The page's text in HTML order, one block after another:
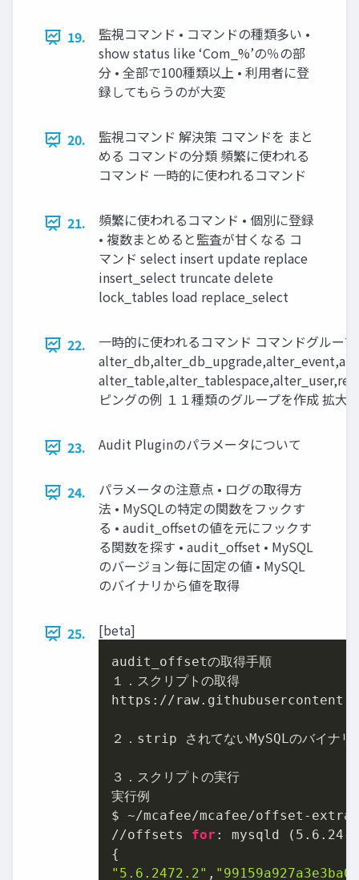
19.
監視コマンド • コマンドの種類多い •
show status like ‘Com_%’の％の部
分 • 全部で100種類以上 • 利用者に登
録してもらうのが大変
20.
監視コマンド 解決策 コマンドを まと
める コマンドの分類 頻繁に使われる
コマンド 一時的に使われるコマンド
21.
頻繁に使われるコマンド • 個別に登録
• 複数まとめると監査が甘くなる コ
マンド select insert update replace
insert_select truncate delete
lock_tables load replace_select
22.
一時的に使われるコマンド コマンドグルー
ピングの例 １１種類のグループを作成 拡大
23. Audit Pluginのパラメータについて
24.
パラメータの注意点 • ログの取得方
法 • MySQLの特定の関数をフックす
る • audit_offsetの値を元にフックす
る関数を探す • audit_offset • MySQL
のバージョン毎に固定の値 • MySQL
のバイナリから値を取得
25. [beta]
audit_offsetの取得手順
１．スクリプトの取得
https://
２．strip されてないMySQLのバイナリ
３．スクリプトの実行
実行例
$ ~/mcafee/mcafee/offset-
//offsets for : mysqld (5.6.24-
"5.6.2472.2" ,